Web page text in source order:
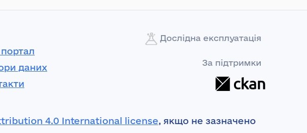
даних
Дослідна експлуатація
За підтримки
4.0 International license, якщо не зазначено